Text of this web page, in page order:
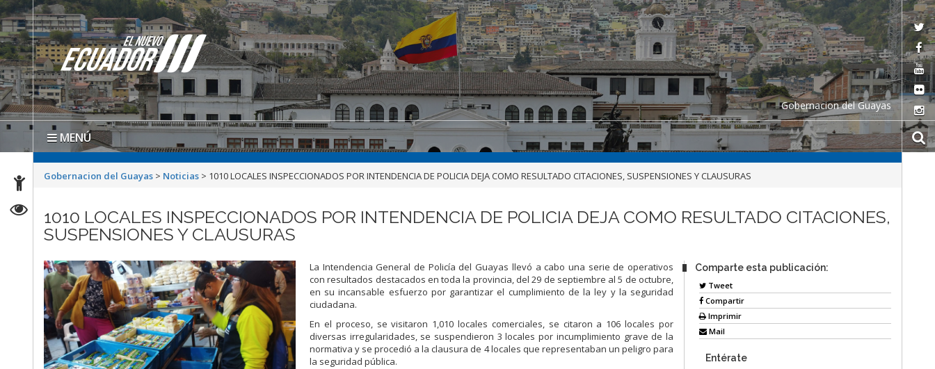
Gobernacion del Guayas
MENÚ
Gobernacion del Guayas > Noticias > 1010 LOCALES INSPECCIONADOS POR INTENDENCIA DE POLICIA DEJA COMO RESULTADO CITACIONES, SUSPENSIONES Y CLAUSURAS
1010 LOCALES INSPECCIONADOS POR INTENDENCIA DE POLICIA DEJA COMO RESULTADO CITACIONES,
SUSPENSIONES Y CLAUSURAS
La Intendencia General de Policía del Guayas llevó a cabo una serie de operativos
con resultados destacados en toda la provincia, del 29 de septiembre al 5 de octubre,
en su incansable esfuerzo por garantizar el cumplimiento de la ley y la seguridad
ciudadana.
En el proceso, se visitaron 1,010 locales comerciales, se citaron a 106 locales por
diversas irregularidades, se suspendieron 3 locales por incumplimiento grave de la
normativa y se procedió a la clausura de 4 locales que representaban un peligro para
la seguridad pública.
Comparte esta publicación:
Tweet
Compartir
Imprimir
Mail
Entérate